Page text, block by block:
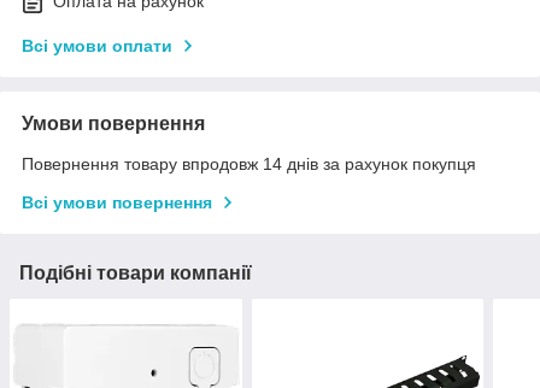
Всі умови оплати
Умови повернення
Повернення товару впродовж 14 днів за рахунок покупця
Всі умови повернення
Подібні товари компанії